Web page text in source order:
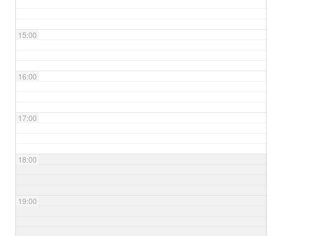
15:00
16:00
17:00
18:00
19:00